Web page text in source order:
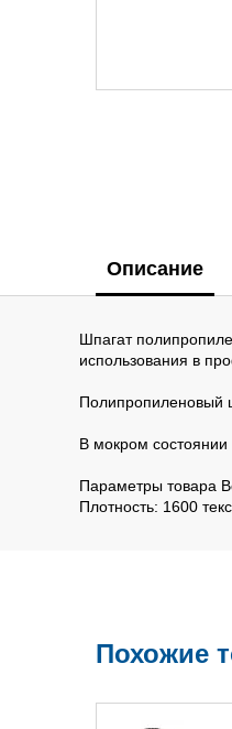
Описание
Шпагат
использования в
Полипропиленовый
В мокром состоянии
Параметры товара
Плотность: 1600 текс
Похожие